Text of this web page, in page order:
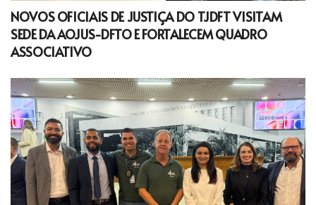
NOVOS OFICIAIS DE JUSTIÇA DO TJDFT VISITAM
SEDE DA AOJUS-DFTO E FORTALECEM QUADRO
ASSOCIATIVO